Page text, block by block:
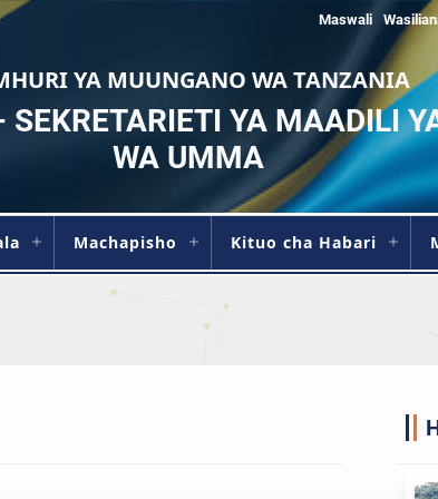
Maswali
YA MUUNGANO WA TANZANIA
SEKRETARIETI YA MAADILI
WA UMMA
Machapisho Kituo cha Habari